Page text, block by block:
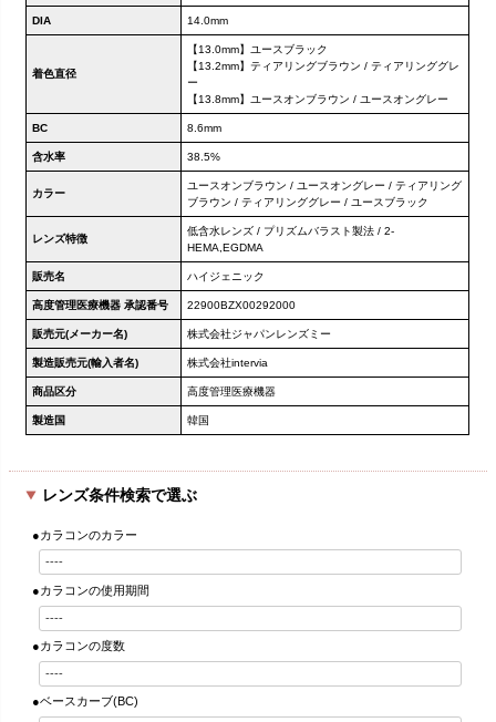
DIA 14.0mm
着色直径
【13.0mm】ユースブラック
【13.2mm】ティアリングブラウン / ティアリンググレ
ー
【13.8mm】ユースオンブラウン / ユースオングレー
BC 8.6mm
含水率 38.5%
カラー
ユースオンブラウン / ユースオングレー / ティアリング
ブラウン / ティアリンググレー / ユースブラック
レンズ特徴
低含水レンズ / プリズムバラスト製法 / 2-
HEMA,EGDMA
販売名 ハイジェニック
高度管理医療機器 承認番号 22900BZX00292000
販売元(メーカー名) 株式会社ジャパンレンズミー
製造販売元(輸入者名) 株式会社intervia
商品区分 高度管理医療機器
製造国 韓国
レンズ条件検索で選ぶ
●カラコンのカラー
●カラコンの使用期間
●カラコンの度数
●ベースカーブ(BC)